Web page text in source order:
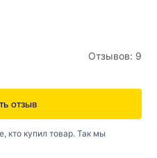
Отзывов: 9
отзыв
кто купил товар. Так мы